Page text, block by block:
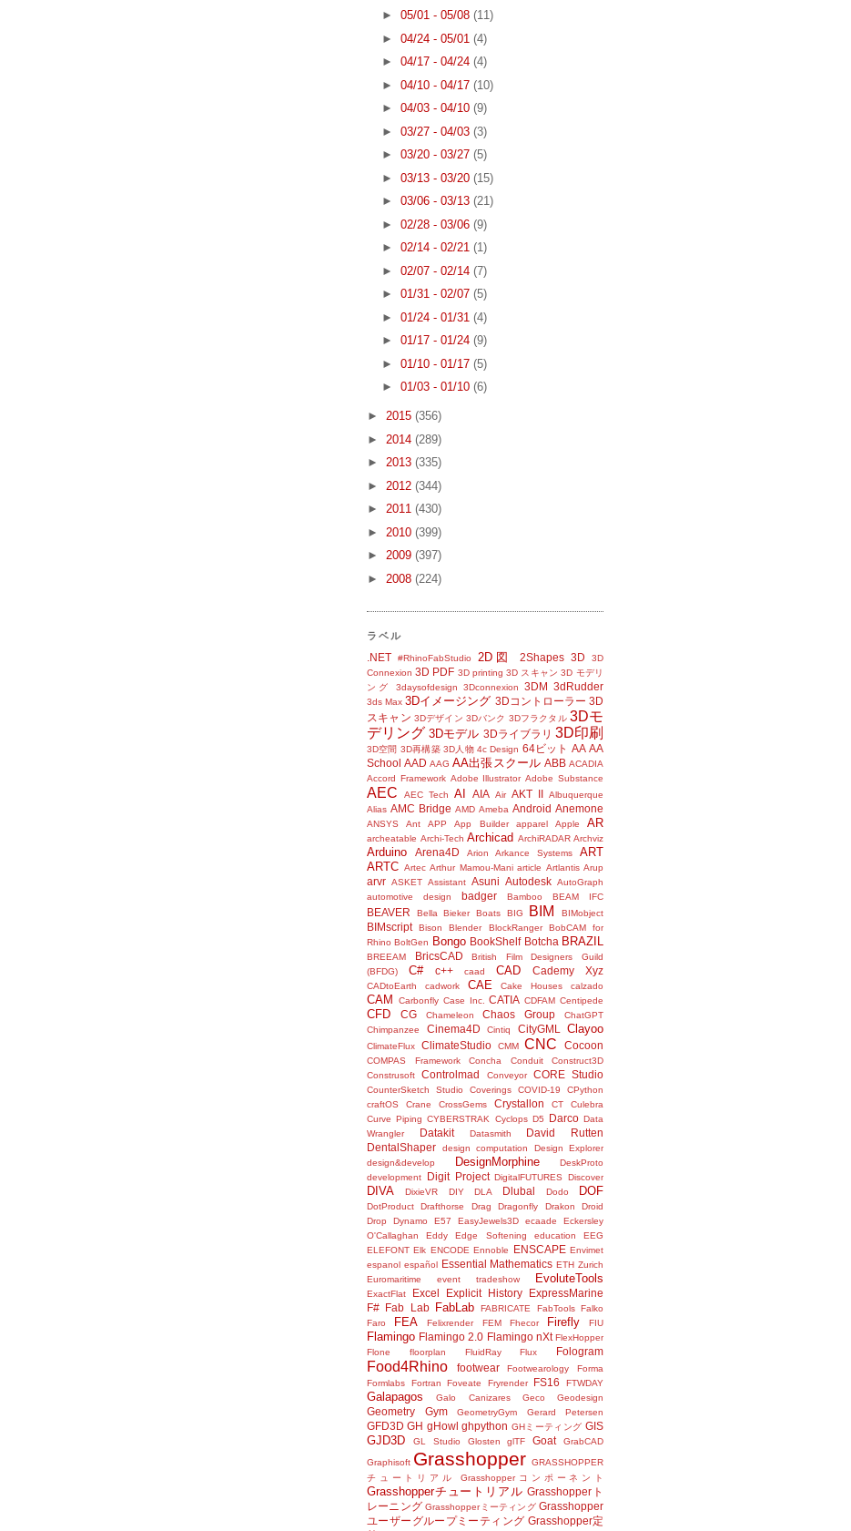
► 05/01 - 05/08 (11)
► 04/24 - 05/01 (4)
► 04/17 - 04/24 (4)
► 04/10 - 04/17 (10)
► 04/03 - 04/10 (9)
► 03/27 - 04/03 (3)
► 03/20 - 03/27 (5)
► 03/13 - 03/20 (15)
► 03/06 - 03/13 (21)
► 02/28 - 03/06 (9)
► 02/14 - 02/21 (1)
► 02/07 - 02/14 (7)
► 01/31 - 02/07 (5)
► 01/24 - 01/31 (4)
► 01/17 - 01/24 (9)
► 01/10 - 01/17 (5)
► 01/03 - 01/10 (6)
► 2015 (356)
► 2014 (289)
► 2013 (335)
► 2012 (344)
► 2011 (430)
► 2010 (399)
► 2009 (397)
► 2008 (224)
ラベル
.NET #RhinoFabStudio 2D図 2Shapes 3D
3D
Connexion 3D PDF 3D printing 3D スキャン 3D モデリ
ング
3daysofdesign 3Dconnexion 3DM 3dRudder
3ds Max 3Dイメージング 3Dコントローラー 3D
スキャン 3Dデザイン 3Dバンク 3Dフラクタル 3Dモ
デリング 3Dモデル 3Dライブラリ 3D印刷
3D空間 3D再構築 3D人物 4c Design 64ビット AA AA
School AAD AAG AA出張スクール ABB ACADIA
Accord Framework Adobe Illustrator Adobe Substance
AEC AEC Tech AI AIA Air AKT II
Albuquerque
Alias AMC Bridge AMD Ameba Android Anemone
ANSYS Ant APP App Builder apparel Apple AR
archeatable Archi-Tech Archicad ArchiRADAR Archviz
Arduino Arena4D Arion Arkance Systems
ART
ARTC Artec Arthur Mamou-Mani article Artlantis Arup
arvr ASKET Assistant Asuni Autodesk AutoGraph
automotive design
badger Bamboo BEAM IFC
BEAVER Bella Bieker Boats BIG BIM BIMobject
BIMscript Bison Blender BlockRanger
BobCAM for
Rhino BoltGen Bongo BookShelf Botcha BRAZIL
BREEAM BricsCAD
British Film Designers Guild
(BFDG)
C# c++ caad CAD Cademy Xyz
CADtoEarth cadwork CAE Cake Houses calzado
CAM Carbonfly Case Inc. CATIA CDFAM Centipede
CFD CG Chameleon Chaos Group
ChatGPT
Chimpanzee
Cinema4D Cintiq CityGML Clayoo
ClimateFlux ClimateStudio CMM CNC Cocoon
COMPAS Framework Concha Conduit
Construct3D
Construsoft
Controlmad Conveyor CORE Studio
CounterSketch Studio Coverings COVID-19
CPython
craftOS
Crane CrossGems Crystallon CT
Culebra
Curve Piping CYBERSTRAK Cyclops D5 Darco Data
Wrangler
Datakit Datasmith
David Rutten
DentalShaper
design computation
Design Explorer
design&develop
DesignMorphine
DeskProto
development
Digit Project DigitalFUTURES Discover
DIVA DixieVR DIY DLA Dlubal Dodo DOF
DotProduct Drafthorse Drag Dragonfly Drakon
Droid
Drop
Dynamo E57 EasyJewels3D ecaade
Eckersley
O'Callaghan
Eddy Edge Softening education
EEG
ELEFONT Elk ENCODE Ennoble ENSCAPE Envimet
espanol
español Essential Mathematics ETH Zurich
Euromaritime
event tradeshow EvoluteTools
ExactFlat Excel Explicit History
ExpressMarine
F#
Fab Lab FabLab FABRICATE FabTools
Falko
Faro
FEA Felixrender FEM Fhecor Firefly FIU
Flamingo Flamingo 2.0 Flamingo nXt FlexHopper
Flone
floorplan FluidRay Flux Fologram
Food4Rhino footwear Footwearology
Forma
Formlabs
Fortran Foveate Fryrender FS16 FTWDAY
Galapagos Galo Canizares Geco Geodesign
Geometry Gym GeometryGym Gerard Petersen
GFD3D GH gHowl ghpython GHミーティング GIS
GJD3D GL Studio Glosten glTF Goat GrabCAD
Graphisoft Grasshopper GRASSHOPPER
チュートリアル
Grasshopperコンポーネント
Grasshopperチュートリアル Grasshopperト
レーニング Grasshopperミーティング Grasshopper
ユーザーグループミーティング Grasshopper定